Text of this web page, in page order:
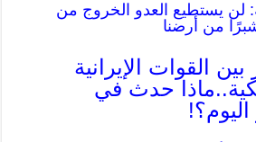
لن يستطيع العدو الخروج من
من أرضنا
القوات الإيرانية
حدث في